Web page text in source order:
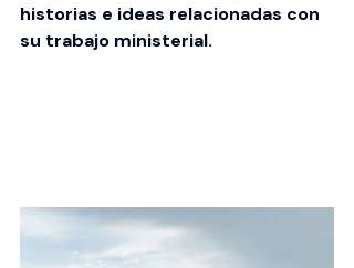
historias e ideas relacionadas con
su trabajo ministerial.